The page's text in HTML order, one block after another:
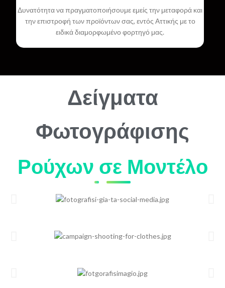
Δυνατότητα να πραγματοποιήσουμε εμείς την μεταφορά και
την επιστροφή των προϊόντων σας, εντός Αττικής με το
ειδικά διαμορφωμένο φορτηγό μας.
Δείγματα
Φωτογράφισης
Ρούχων σε Μοντέλο